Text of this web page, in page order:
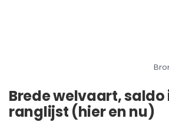
Brede welvaart,
ranglijst (hier en nu)